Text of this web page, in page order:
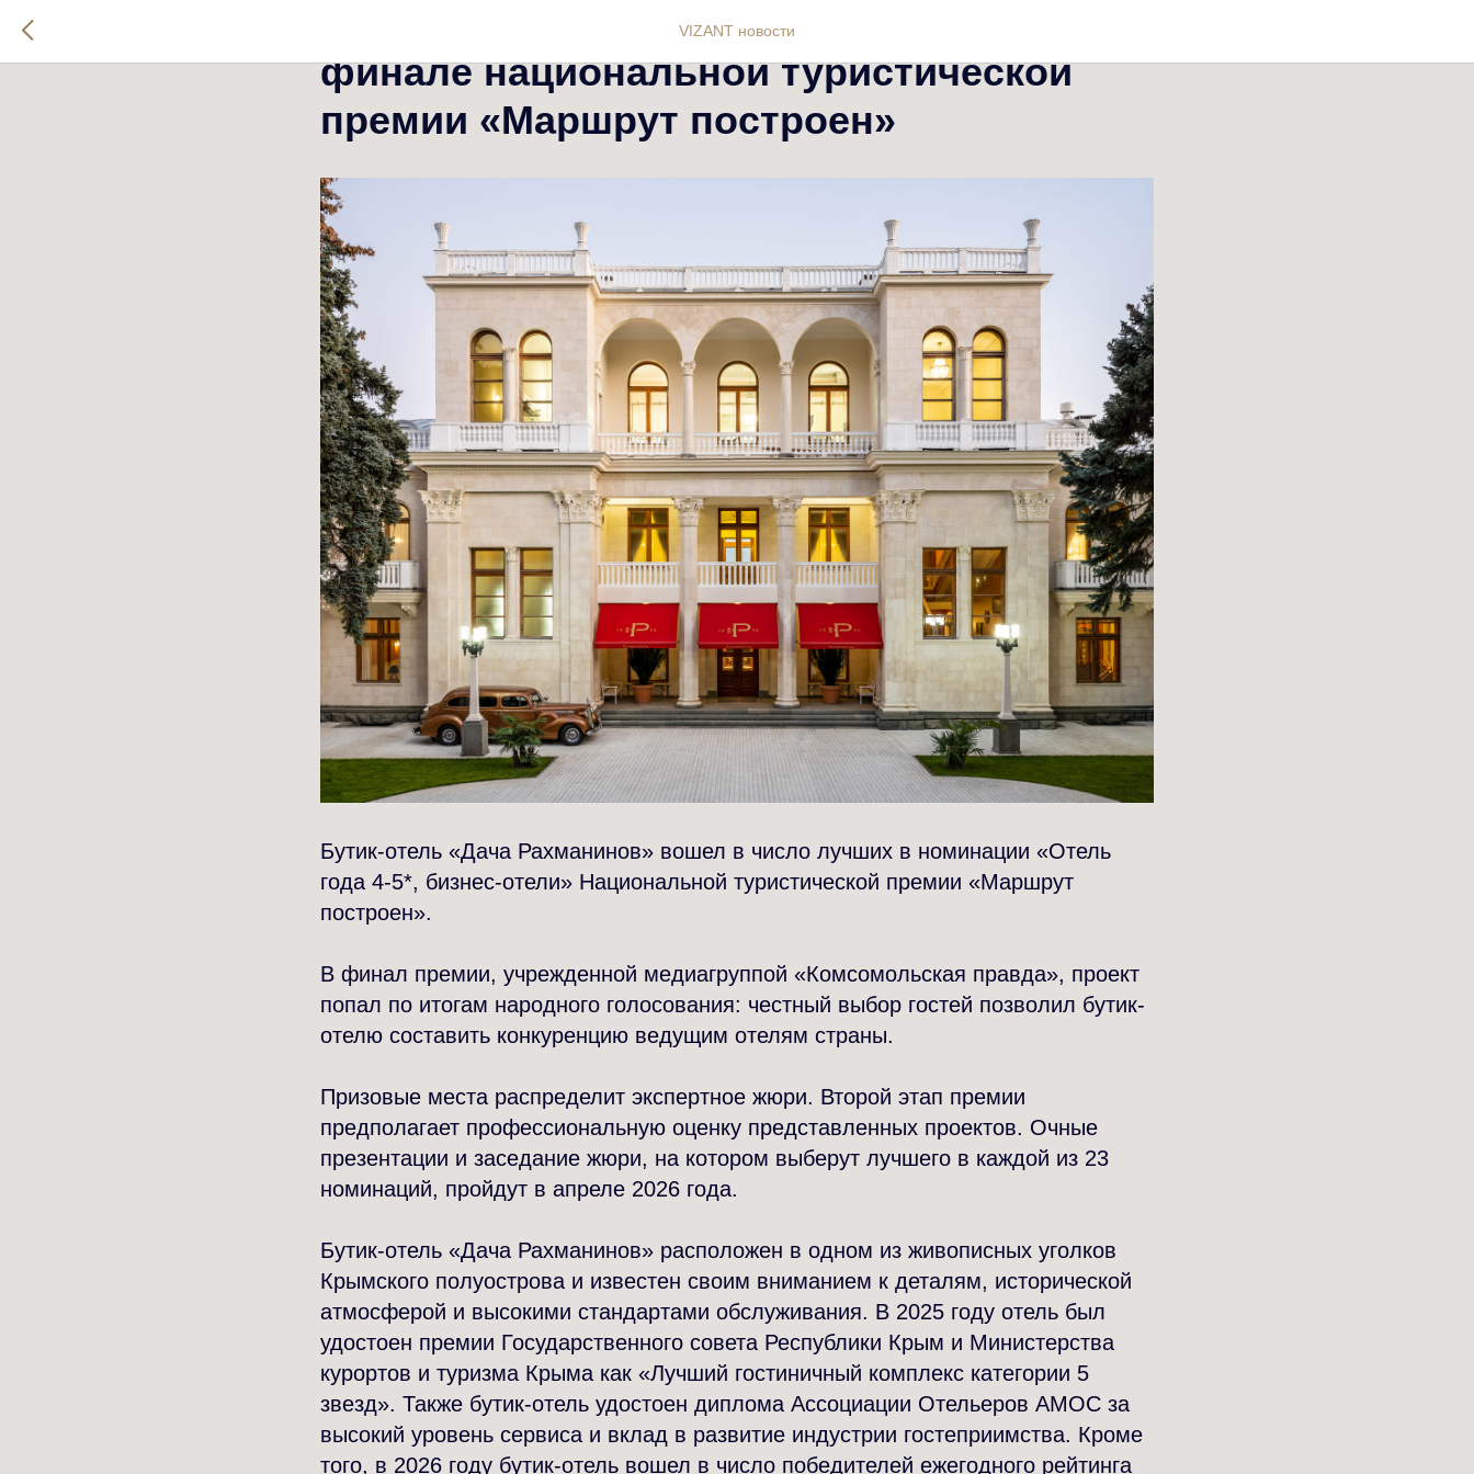
VIZANT новости
Бутик-отель «Дача Рахманинов» в
финале национальной туристической
премии «Маршрут построен»
Бутик-отель «Дача Рахманинов» вошел в число лучших в номинации «Отель
года 4-5*, бизнес-отели» Национальной туристической премии «Маршрут
построен».
В финал премии, учрежденной медиагруппой «Комсомольская правда», проект
попал по итогам народного голосования: честный выбор гостей позволил бутик-
отелю составить конкуренцию ведущим отелям страны.
Призовые места распределит экспертное жюри. Второй этап премии
предполагает профессиональную оценку представленных проектов. Очные
презентации и заседание жюри, на котором выберут лучшего в каждой из 23
номинаций, пройдут в апреле 2026 года.
Бутик-отель «Дача Рахманинов» расположен в одном из живописных уголков
Крымского полуострова и известен своим вниманием к деталям, исторической
атмосферой и высокими стандартами обслуживания. В 2025 году отель был
удостоен премии Государственного совета Республики Крым и Министерства
курортов и туризма Крыма как «Лучший гостиничный комплекс категории 5
звезд». Также бутик-отель удостоен диплома Ассоциации Отельеров АМОС за
высокий уровень сервиса и вклад в развитие индустрии гостеприимства. Кроме
того, в 2026 году бутик-отель вошел в число победителей ежегодного рейтинга